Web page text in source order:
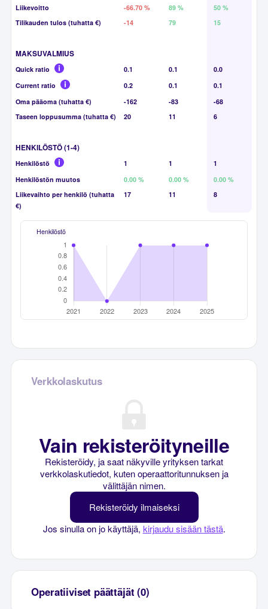
Liikevoitto
-66.70 % 89 %
50 %
Tilikauden tulos (tuhatta €)
-14 79 15
MAKSUVALMIUS
Quick ratio 0.1 0.1
0.0
Current ratio
0.2 0.1
0.1
Oma pääoma (tuhatta €)
-162 -83
-68
Taseen loppusumma (tuhatta €)
20 11 6
HENKILÖSTÖ (1-4)
Henkilöstö 1 1
1
Henkilöstön muutos
0.00 % 0.00 %
0.00 %
Liikevaihto per henkilö (tuhatta
€)
17 11 8
Henkilöstö
Verkkolaskutus
Vain rekisteröityneille
Rekisteröidy, ja saat näkyville yrityksen tarkat
verkkolaskutiedot, kuten operaattoritunnuksen ja
välittäjän nimen.
Rekisteröidy ilmaiseksi
Jos sinulla on jo käyttäjä, kirjaudu sisään tästä.
Operatiiviset päättäjät (0)